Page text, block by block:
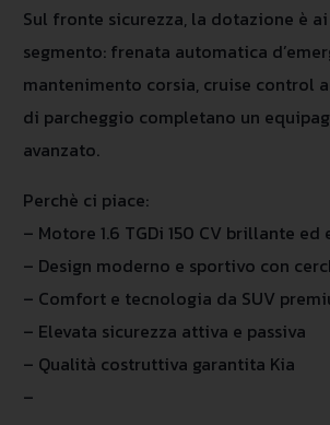
Sul fronte sicurezza, la dotazione è
segmento: frenata automatica
mantenimento corsia, cruise control
di parcheggio completano un
avanzato.
Perchè ci piace:
– Motore 1.6 TGDi 150 CV brillante ed
– Design moderno e sportivo con
– Comfort e tecnologia da SUV
– Elevata sicurezza attiva e passiva
– Qualità costruttiva garantita Kia
–